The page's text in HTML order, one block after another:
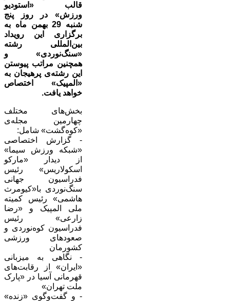
قالب «استودیو
ورزش» در روز پنج
شنبه 29 بهمن ماه به
برگزاری این رویداد
بین‌المللی رشته
«سنگ‌نوردی» و
همچنین مراتب پیوستن
این رشته‌ی پرهیجان‌ به
«المپیک» اختصاص
خواهد یافت.
بخش‌های مختلف
چهارمین مجله‌ی
«کوه‌گشت» شامل:
- گزارش اختصاصی
«شبکه ورزش سیما»
از دیدار «مارکو
اسکولاریس» رئیس
فدراسیون جهانی
سنگ‌نوردی با«کیومرث
هاشمی» رئیس کمیته
ملی المپیک و «رضا
زارعی» رئیس
فدراسیون کوه‌نوردی و
صعودهای ورزشی
کشورمان
- نگاهی به میزبانی
«ایران» از رقابت‌های
قهرمانی آسیا در «پارک
ملت تهران»
- و گفت‌وگوی «زنده»